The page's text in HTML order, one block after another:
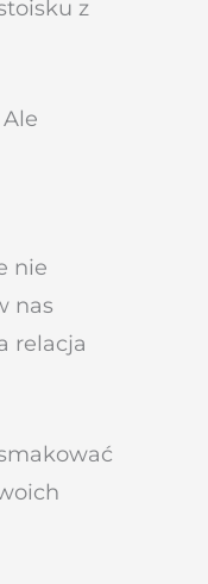
z
nie
nas
relacja